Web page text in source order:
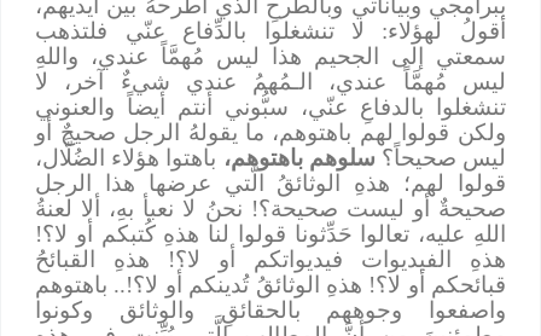
ببرامجي وبياناتي وبالطرحِ الَّذي أطرحهُ بين أيديهم،
أقولُ لهؤلاء: لا تنشغلوا بالدِّفاع عنّي فلتذهب
سمعتي إلى الجحيم هذا ليس مُهمَّاً عندي، واللهِ
ليس مُهمَّاً عندي، الـمُهمُ عندي شيءٌ آخر، لا
تنشغلوا بالدفاعِ عنّي، سبُّوني أنتم أيضاً والعنوني
ولكن قولوا لهم باهتوهم، ما يقولهُ الرجل صحيحٌ أو
ليس صحيحاً؟سلوهم باهتوهم،باهتوا هؤلاء الضُلَّال،
قولوا لهم؛ هذهِ الوثائقُ الَّتي عرضها هذا الرجل
صحيحةٌ أو ليست صحيحة؟! نحنُ لا نعبأ بهِ، ألا لعنةُ
اللهِ عليه، تعالوا حَدِّثونا قولوا لنا هذهِ كُتبكم أو لا؟!
هذهِ الفيديوات فيديواتكم أو لا؟! هذهِ القبائحُ
قبائحكم أو لا؟! هذهِ الوثائقُ تُدينكم أو لا؟!.. باهتوهم
واصفعوا وجوههم بالحقائقِ والوثائق وكونوا